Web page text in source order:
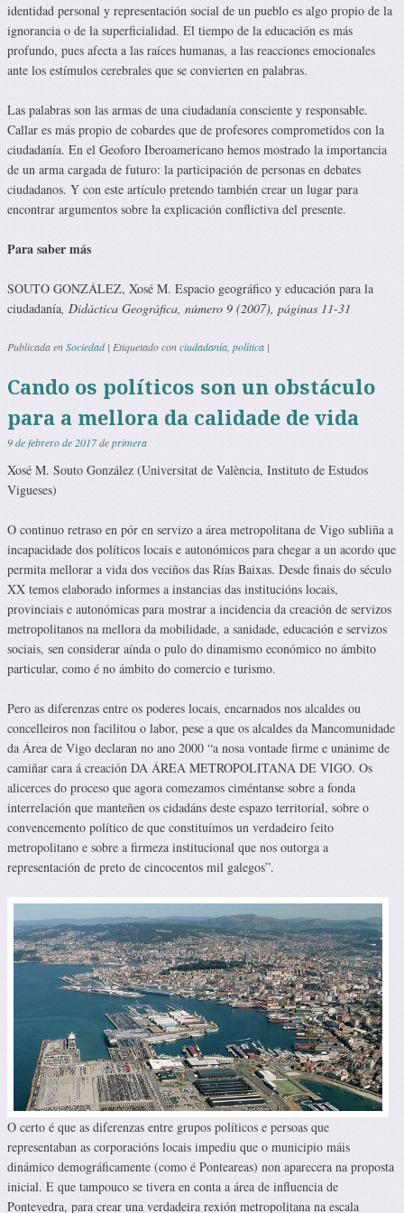
identidad personal y representación social de un pueblo es algo propio de la
ignorancia o de la superficialidad. El tiempo de la educación es más
profundo, pues afecta a las raíces humanas, a las reacciones emocionales
ante los estímulos cerebrales que se convierten en palabras.
Las palabras son las armas de una ciudadanía consciente y responsable.
Callar es más propio de cobardes que de profesores comprometidos con la
ciudadanía. En el Geoforo Iberoamericano hemos mostrado la importancia
de un arma cargada de futuro: la participación de personas en debates
ciudadanos. Y con este artículo pretendo también crear un lugar para
encontrar argumentos sobre la explicación conflictiva del presente.
Para saber más
SOUTO GONZÁLEZ, Xosé M. Espacio geográfico y educación para la
ciudadanía, Didáctica Geográfica, número 9 (2007), páginas 11-31
Publicada enSociedad | Etiquetado conciudadanía política |
Cando os políticos son un obstáculo
para a mellora da calidade de vida
9 de febrero de 2017deprimera
Xosé M. Souto González (Universitat de València, Instituto de Estudos
Vigueses)
O continuo retraso en pór en servizo a área metropolitana de Vigo subliña a
incapacidade dos políticos locais e autonómicos para chegar a un acordo que
permita mellorar a vida dos veciños das Rías Baixas. Desde finais do século
XX temos elaborado informes a instancias das institucións locais,
provinciais e autonómicas para mostrar a incidencia da creación de servizos
metropolitanos na mellora da mobilidade, a sanidade, educación e servizos
sociais, sen considerar aínda o pulo do dinamismo económico no ámbito
particular, como é no ámbito do comercio e turismo.
Pero as diferenzas entre os poderes locais, encarnados nos alcaldes ou
concelleiros non facilitou o labor, pese a que os alcaldes da Mancomunidade
da Área de Vigo declaran no ano 2000 “a nosa vontade firme e unánime de
camiñar cara á creación DA ÁREA METROPOLITANA DE VIGO. Os
alicerces do proceso que agora comezamos ciméntanse sobre a fonda
interrelación que manteñen os cidadáns deste espazo territorial, sobre o
convencemento político de que constituímos un verdadeiro feito
metropolitano e sobre a firmeza institucional que nos outorga a
representación de preto de cincocentos mil galegos”.
O certo é que as diferenzas entre grupos políticos e persoas que
representaban as corporacións locais impediu que o municipio máis
dinámico demográficamente (como é Ponteareas) non aparecera na proposta
inicial. E que tampouco se tivera en conta a área de influencia de
Pontevedra, para crear una verdadeira rexión metropolitana na escala